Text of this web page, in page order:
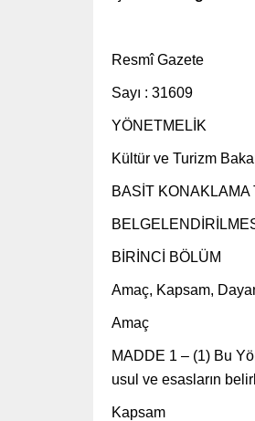
Resmî Gazete
Sayı : 31609
YÖNETMELİK
Kültür ve Turizm
BASİT
BİRİNCİ BÖLÜM
Amaç, Kapsam,
Amaç
MADDE 1 – (1) Bu
usul ve esasların
Kapsam